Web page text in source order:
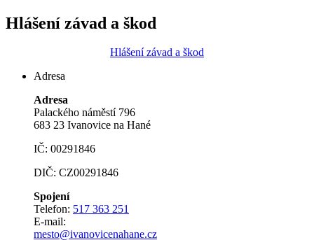
Hlášení závad a škod
Hlášení závad a škod
Adresa
Adresa
Palackého náměstí 796
683 23 Ivanovice na Hané
IČ: 00291846
DIČ: CZ00291846
Spojení
Telefon: 517 363 251
E-mail:
mesto@ivanovicenahane.cz